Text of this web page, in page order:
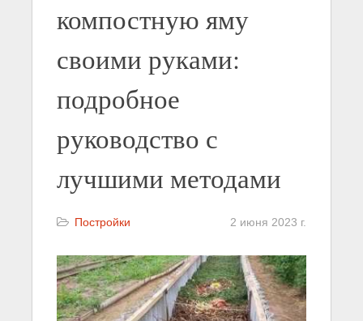
компостную яму
своими руками:
подробное
руководство с
лучшими методами
Постройки 2 июня 2023 г.